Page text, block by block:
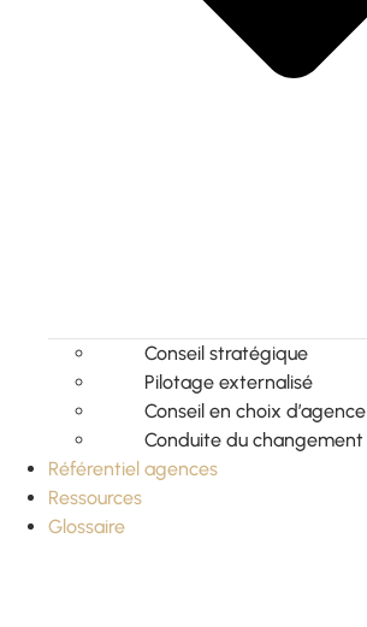
Conseil stratégique
Pilotage externalisé
Conseil en choix d’agence
Conduite du changement
Référentiel agences
Ressources
Glossaire